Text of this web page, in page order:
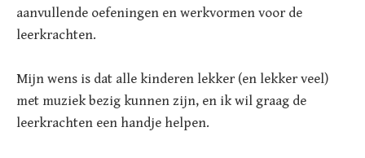
aanvullende oefeningen en werkvormen voor de
leerkrachten.
Mijn wens is dat alle kinderen lekker (en lekker veel)
met muziek bezig kunnen zijn, en ik wil graag de
leerkrachten een handje helpen.